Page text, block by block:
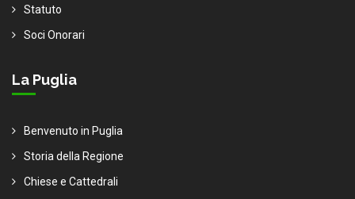
Statuto
Soci Onorari
La Puglia
Benvenuto in Puglia
Storia della Regione
Chiese e Cattedrali